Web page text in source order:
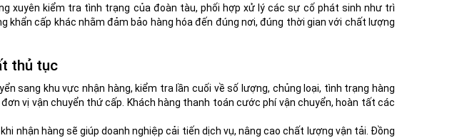
xuyên kiểm tra tình trạng của đoàn tàu, phối hợp xử lý các sự cố phát sinh như trì
khẩn cấp khác nhằm đảm bảo hàng hóa đến đúng nơi, đúng thời gian với chất lượng
thủ tục
sang khu vực nhận hàng, kiểm tra lần cuối về số lượng, chủng loại, tình trạng hàng
vị vận chuyển thứ cấp. Khách hàng thanh toán cước phí vận chuyển, hoàn tất các
nhận hàng sẽ giúp doanh nghiệp cải tiến dịch vụ, nâng cao chất lượng vận tải. Đồng